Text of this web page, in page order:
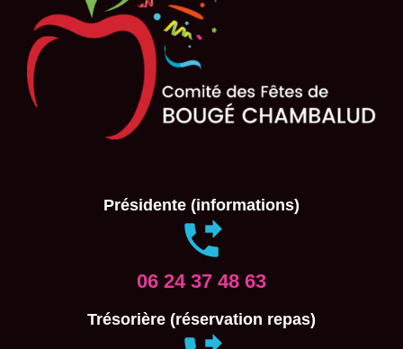
Présidente (informations)
06 24 37 48 63
Trésorière (réservation repas)